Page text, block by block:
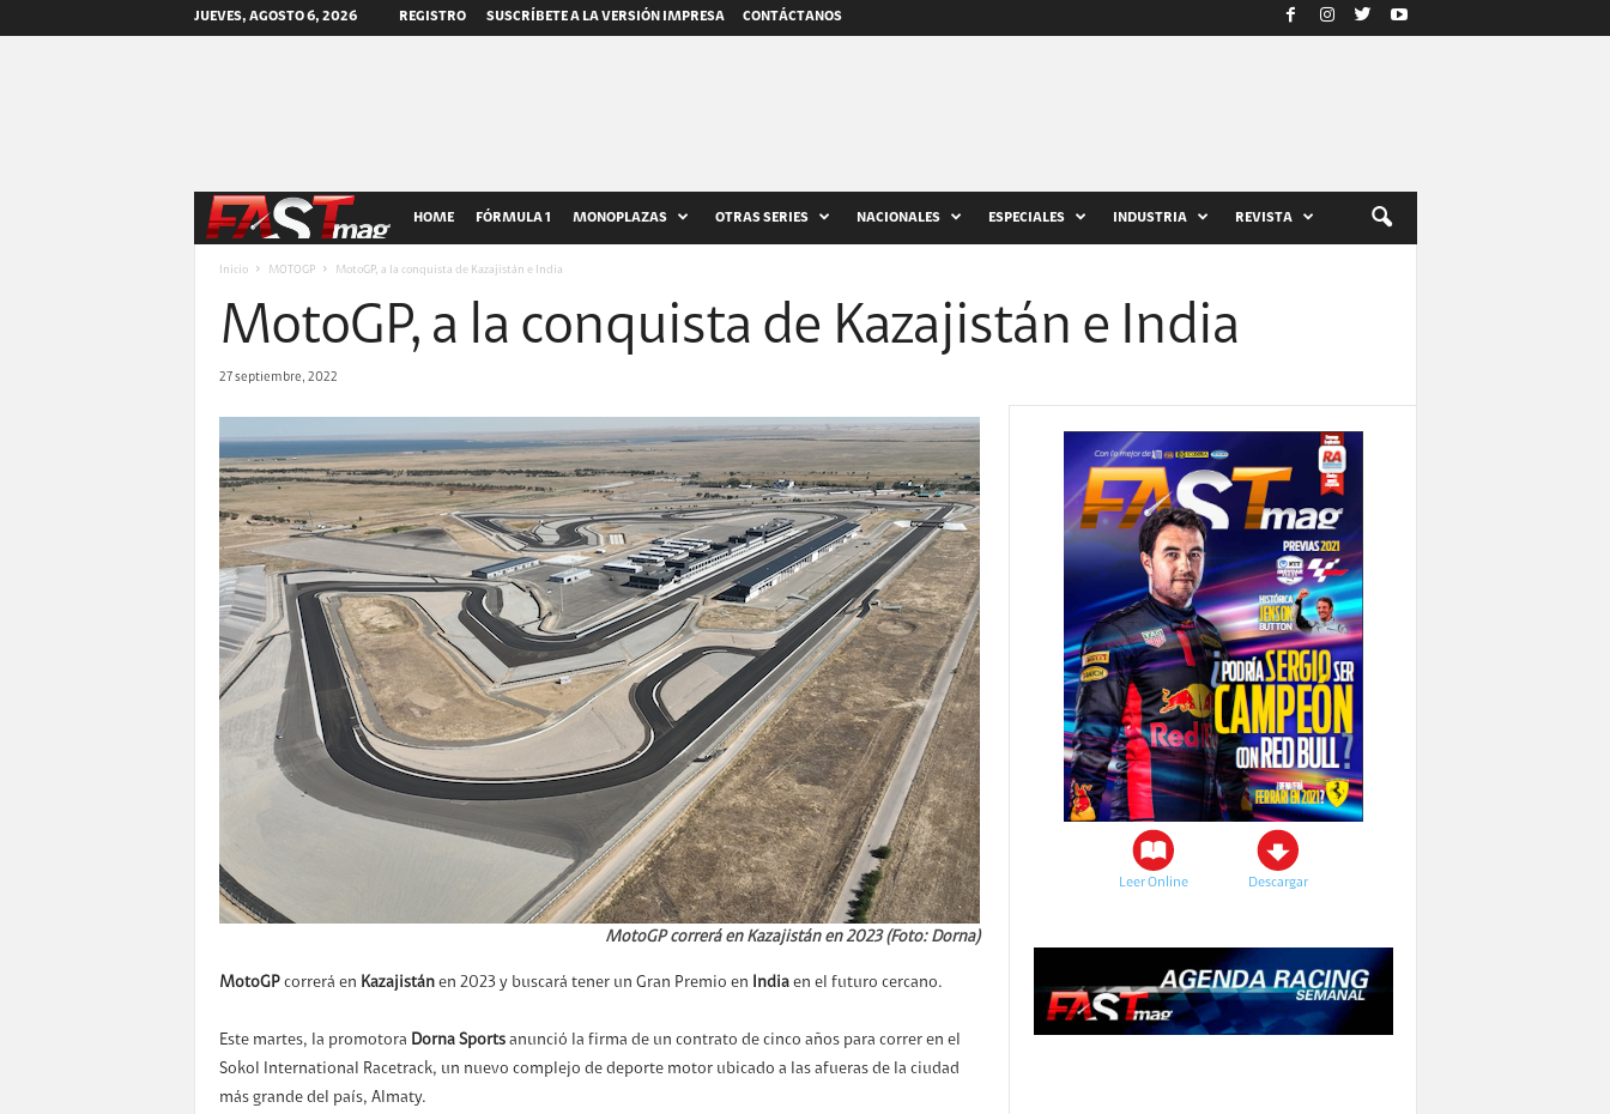
JUEVES, AGOSTO 6, 2026 REGISTRO SUSCRÍBETE A LA VERSIÓN IMPRESA CONTÁCTANOS
A
S
a
g
HOME FÓRMULA 1 MONOPLAZAS OTRAS SERIES NACIONALES ESPECIALES INDUSTRIA REVISTA
Inicio MOTOGP MotoGP, a la conquista de Kazajistán e India
MotoGP, a la conquista de Kazajistán e India
27 septiembre, 2022
MotoGP correrá en Kazajistán en 2023 (Foto: Dorna)
MotoGPcorrerá en Kazajistánen 2023 y buscará tener un Gran Premio en Indiaen el futuro cercano.
Este martes, la promotora Dorna Sportsanunció la firma de un contrato de cinco años para correr en el
Sokol International Racetrack, un nuevo complejo de deporte motor ubicado a las afueras de la ciudad
más grande del país, Almaty.
Leer Online Descargar